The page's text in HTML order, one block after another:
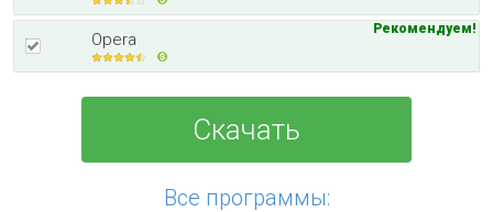
Opera
Рекомендуем!
Скачать
Все программы: